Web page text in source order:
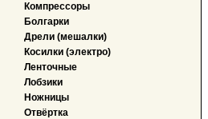
Компрессоры
Болгарки
Дрели (мешалки)
Косилки (электро)
Ленточные
Лобзики
Ножницы
Отвёртка